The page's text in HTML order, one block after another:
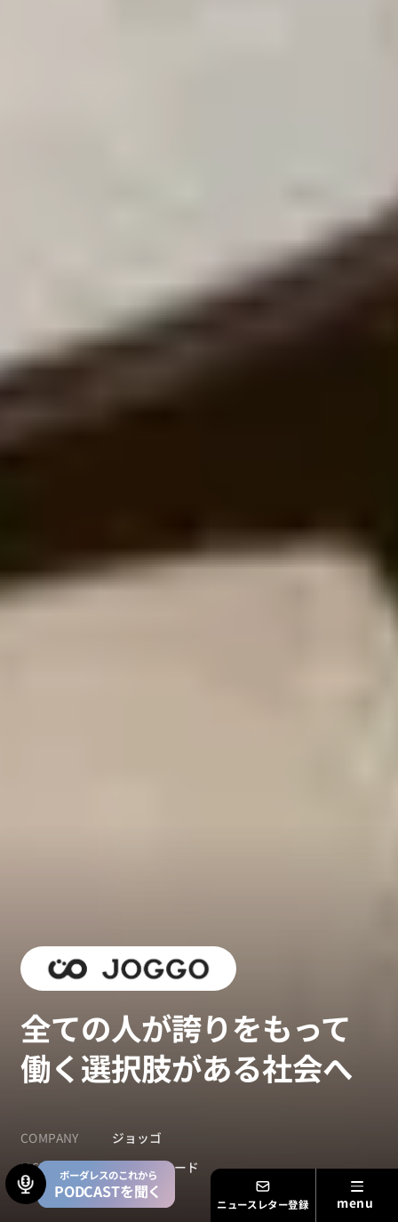
ニュースレター登録
ボーダレスのこれから
PODCASTを聞く
全ての人が誇りをもって
働く選択肢がある社会へ
COMPANY
ジョッゴ
ISSUE
フェアトレード